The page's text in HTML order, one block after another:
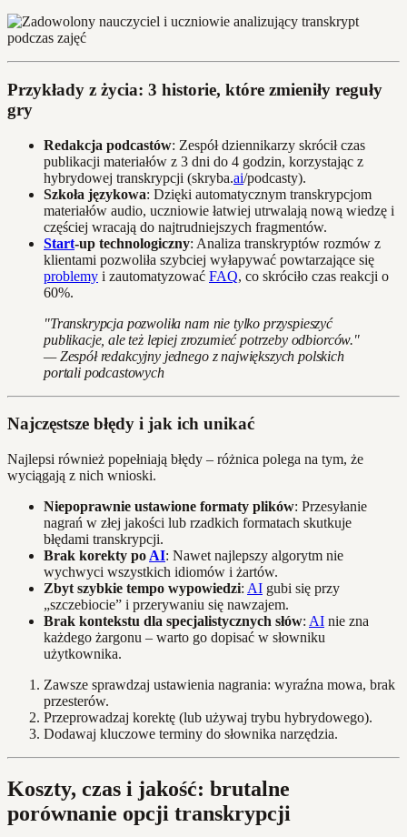
Przykłady z życia: 3 historie, które zmieniły reguły
gry
Redakcja podcastów: Zespół dziennikarzy skrócił czas
publikacji materiałów z 3 dni do 4 godzin, korzystając z
hybrydowej transkrypcji (skryba.ai/podcasty).
Szkoła językowa: Dzięki automatycznym transkrypcjom
materiałów audio, uczniowie łatwiej utrwalają nową wiedzę i
częściej wracają do najtrudniejszych fragmentów.
Start-up technologiczny: Analiza transkryptów rozmów z
klientami pozwoliła szybciej wyłapywać powtarzające się
problemy i zautomatyzować FAQ, co skróciło czas reakcji o
60%.
"Transkrypcja pozwoliła nam nie tylko przyspieszyć
publikacje, ale też lepiej zrozumieć potrzeby odbiorców."
— Zespół redakcyjny jednego z największych polskich
portali podcastowych
Najczęstsze błędy i jak ich unikać
Najlepsi również popełniają błędy – różnica polega na tym, że
wyciągają z nich wnioski.
Niepoprawnie ustawione formaty plików: Przesyłanie
nagrań w złej jakości lub rzadkich formatach skutkuje
błędami transkrypcji.
Brak korekty po AI: Nawet najlepszy algorytm nie
wychwyci wszystkich idiomów i żartów.
Zbyt szybkie tempo wypowiedzi: AI gubi się przy
„szczebiocie” i przerywaniu się nawzajem.
Brak kontekstu dla specjalistycznych słów: AI nie zna
każdego żargonu – warto go dopisać w słowniku
użytkownika.
Zawsze sprawdzaj ustawienia nagrania: wyraźna mowa, brak
przesterów.
Przeprowadzaj korektę (lub używaj trybu hybrydowego).
Dodawaj kluczowe terminy do słownika narzędzia.
Koszty, czas i jakość: brutalne
porównanie opcji transkrypcji